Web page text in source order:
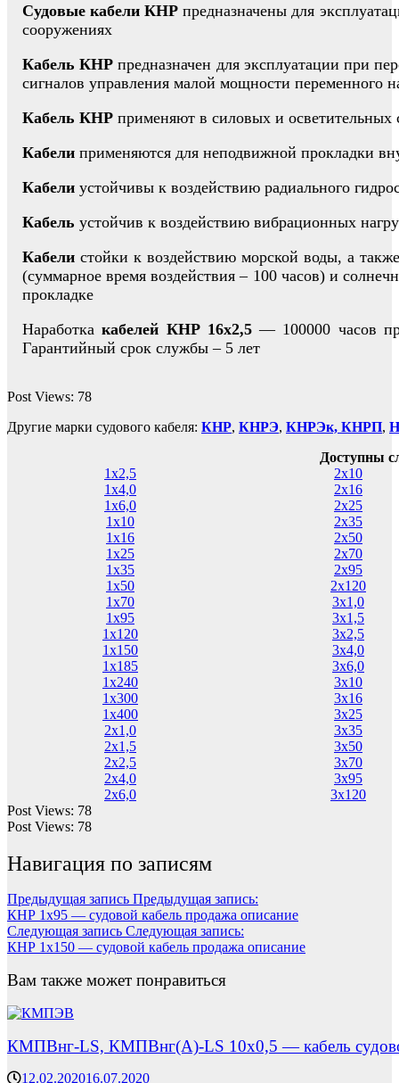
Судовые кабели КНР предназначены для
сооружениях
Кабель КНР предназначен для эксплуатации при
сигналов управления малой мощности переменного
Кабель КНР применяют в силовых и
Кабели применяются для неподвижной прокладки
Кабели устойчивы к воздействию радиального
Кабель устойчив к воздействию вибрационных
Кабели стойки к воздействию морской воды, а
(суммарное время воздействия – 100 часов) и
прокладке
Наработкакабелей КНР 16х2,5— 100000 часов
Гарантийный срок службы – 5 лет
Post Views: 78
Другие марки судового кабеля: КНР, КНРЭ, КНРЭк, КНРП,
Доступны
1х2,5
1х4,0
1х6,0
1х10
1х16
1х25
1х35
1х50
1х70
1х95
1х120
1х150
1х185
1х240
1х300
1х400
2х1,0
2х1,5
2х2,5
2х4,0
2х6,0
2х10
2х16
2х25
2х35
2х50
2х70
2х95
2х120
3х1,0
3х1,5
3х2,5
3х4,0
3х6,0
3х10
3х16
3х25
3х35
3х50
3х70
3х95
3х120
Post Views: 78
Post Views: 78
Навигация по записям
Предыдущая запись Предыдущая запись:
КНР 1х95 — судовой кабель продажа описание
Следующая запись Следующая запись:
КНР 1х150 — судовой кабель продажа описание
Вам также может понравиться
КМПВнг-LS, КМПВнг(А)-LS 10х0,5 — кабель
12.02.202016.07.2020